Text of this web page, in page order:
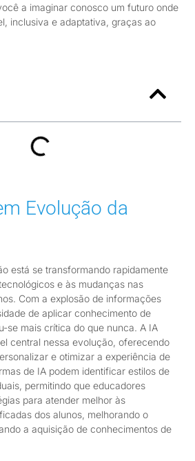
a imaginar conosco um futuro onde
inclusiva e adaptativa, graças ao
Evolução da
está se transformando rapidamente
e às mudanças nas
Com a explosão de informações
de aplicar conhecimento de
se mais crítica do que nunca. A IA
central nessa evolução, oferecendo
e otimizar a experiência de
de IA podem identificar estilos de
permitindo que educadores
para atender melhor às
dos alunos, melhorando o
a aquisição de conhecimentos de